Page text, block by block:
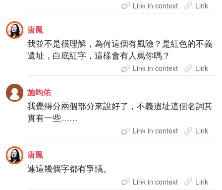
Link in context Link
唐鳳
我並不是很理解，為何這個有風險？是紅色的不義
遺址，白底紅字，這樣會有人罵你嗎？
Link in context Link
施昀佑
我覺得分兩個部分來說好了，不義遺址這個名詞其
實有一些……
Link in context Link
唐鳳
連這幾個字都有爭議。
Link in context Link